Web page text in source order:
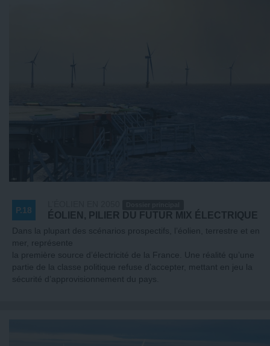
P.18 ÉOLIEN, PILIER DU FUTUR MIX ÉLECTRIQUE
Dans la plupart des scénarios prospectifs, l’éolien, terrestre et en
mer, représente
la première source d’électricité de la France. Une réalité qu’une
partie de la classe politique refuse d’accepter, mettant en jeu la
sécurité d’approvisionnement du pays.